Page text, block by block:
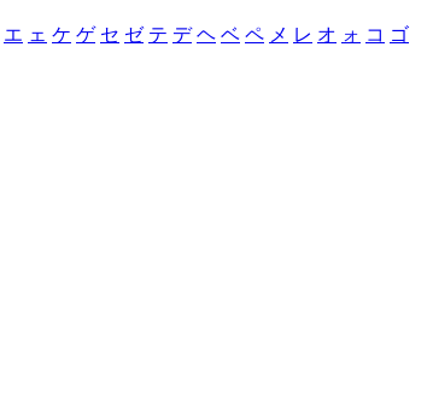
エ ェ ケ ゲ セ ゼ テ デ ヘ ベ ペ メ レ オ ォ コ ゴ